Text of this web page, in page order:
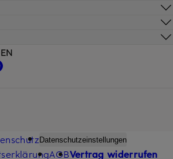
Datenschutzeinstellungen
AGBVertrag widerrufen